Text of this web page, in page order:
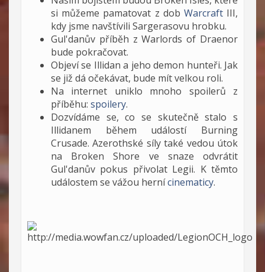
si můžeme pamatovat z dob WarcraftIII,
kdy jsme navštívili Sargerasovu hrobku.
Gul'danův příběh z Warlords of Draenor
bude pokračovat.
Objeví se Illidan a jeho demon hunteři. Jak
se již dá očekávat, bude mít velkou roli.
Na internet uniklo mnoho spoilerů z
příběhu: spoilery.
Dozvídáme se, co se skutečně stalo s
Illidanem během událostí Burning
Crusade. Azerothské síly také vedou útok
na Broken Shore ve snaze odvrátit
Gul'danův pokus přivolat Legii. K těmto
událostem se vážou hernícinematicy.